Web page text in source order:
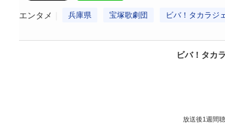
エンタメ 兵庫県 宝塚歌劇団 ビバ！タカラジ
ビバ！タカ
放送後1週間